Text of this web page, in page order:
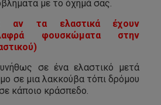
με το όχημά σας.
αν τα ελαστικά έχουν
φουσκώματα στην
σε ένα ελαστικό μετά
σε μια λακκούβα τόπι δρόμου
κάποιο κράσπεδο.